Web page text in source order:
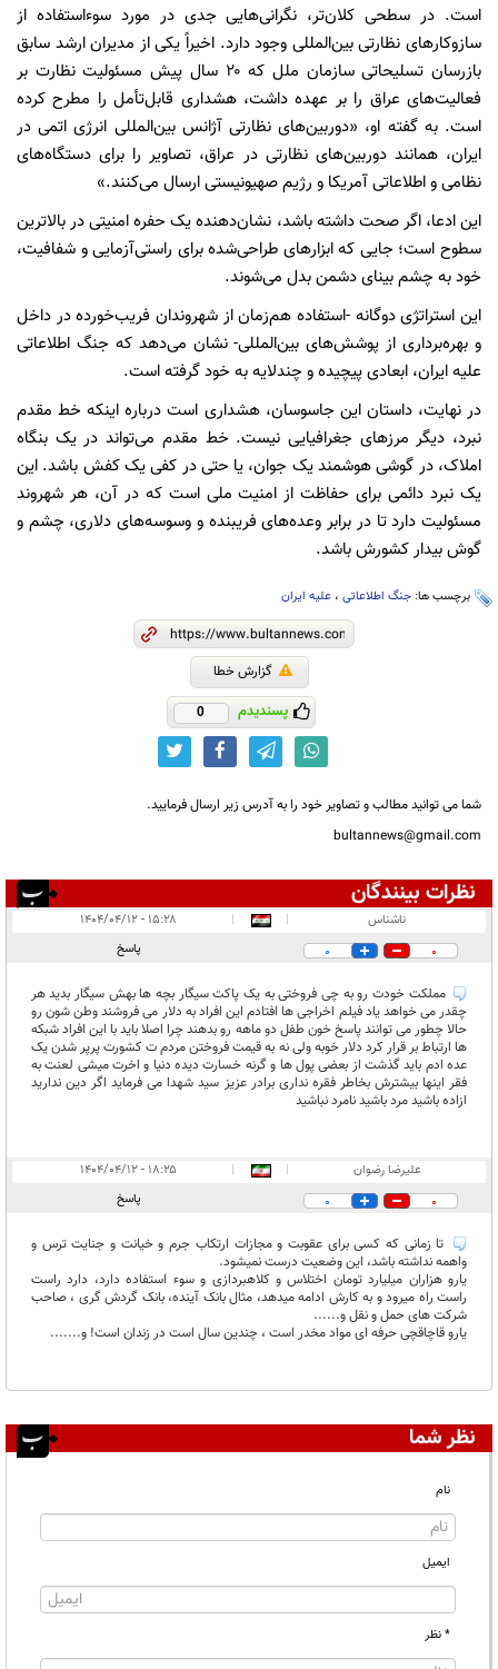
است. در سطحی کلان‌تر، نگرانی‌هایی جدی در مورد سوءاستفاده از
سازوکارهای نظارتی بین‌المللی وجود دارد. اخیراً یکی از مدیران ارشد سابق
بازرسان تسلیحاتی سازمان ملل که ۲۰ سال پیش مسئولیت نظارت بر
فعالیت‌های عراق را بر عهده داشت، هشداری قابل‌تأمل را مطرح کرده
است. به گفته او، «دوربین‌های نظارتی آژانس بین‌المللی انرژی اتمی در
ایران، همانند دوربین‌های نظارتی در عراق، تصاویر را برای دستگاه‌های
نظامی و اطلاعاتی آمریکا و رژیم صهیونیستی ارسال می‌کنند.»
این ادعا، اگر صحت داشته باشد، نشان‌دهنده یک حفره امنیتی در بالاترین
سطوح است؛ جایی که ابزارهای طراحی‌شده برای راستی‌آزمایی و شفافیت،
خود به چشم بینای دشمن بدل می‌شوند.
این استراتژی دوگانه -استفاده هم‌زمان از شهروندان فریب‌خورده در داخل
و بهره‌برداری از پوشش‌های بین‌المللی- نشان می‌دهد که جنگ اطلاعاتی
علیه ایران، ابعادی پیچیده و چندلایه به خود گرفته است.
در نهایت، داستان این جاسوسان، هشداری است درباره اینکه خط مقدم
نبرد، دیگر مرزهای جغرافیایی نیست. خط مقدم می‌تواند در یک بنگاه
املاک، در گوشی هوشمند یک جوان، یا حتی در کفی یک کفش باشد. این
یک نبرد دائمی برای حفاظت از امنیت ملی است که در آن، هر شهروند
مسئولیت دارد تا در برابر وعده‌های فریبنده و وسوسه‌های دلاری، چشم و
گوش بیدار کشورش باشد.
برچسب ها: جنگ اطلاعاتی ، علیه ایران
گزارش خطا
پسندیدم 0
شما می توانید مطالب و تصاویر خود را به آدرس زیر ارسال فرمایید.
bultannews@gmail.com
نظرات بینندگان
در انتظار بررسی:
ناشناس |
|
۱۵:۲۸ - ۱۴۰۴/۰۴/۱۲
0
0 پاسخ
مملکت خودت رو به چی فروختی به یک پاکت سیگار بچه ها بهش سیگار بدید هر
چقدر می خواهد یاد فیلم اخراجی ها افتادم این افراد به دلار می فروشند وطن شون رو
حالا چطور می توانند پاسخ خون طفل دو ماهه رو بدهند چرا اصلا باید با این افراد شبکه
ها ارتباط بر قرار کرد دلار خوبه ولی نه به قیمت فروختن مردم ت کشورت پرپر شدن یک
عده ادم باید گذشت از بعضی پول ها و گرنه خسارت دیده دنیا و اخرت میشی لعنت به
فقر اینها بیشترش بخاطر فقره نداری برادر عزیز سید شهدا می فرماید اگر دین ندارید
ازاده باشید مرد باشید نامرد نباشید
علیرضا رضوان |
|
۱۸:۲۵ - ۱۴۰۴/۰۴/۱۲
0
0 پاسخ
تا زمانی که کسی برای عقوبت و مجازات ارتکاب جرم و خیانت و جنایت ترس و
واهمه نداشته باشد، این وضعیت درست نمیشود.
یارو هزاران میلیارد تومان اختلاس و کلاهبردازی و سوء استفاده دارد، دارد راست
راست راه میرود و به کارش ادامه میدهد، مثال بانک آینده، بانک گردش گری ، صاحب
شرکت های حمل و نقل و......
یارو قاچاقچی حرفه ای مواد مخدر است ، چندین سال است در زندان است! و.......
نظر شما
نام
ایمیل
* نظر